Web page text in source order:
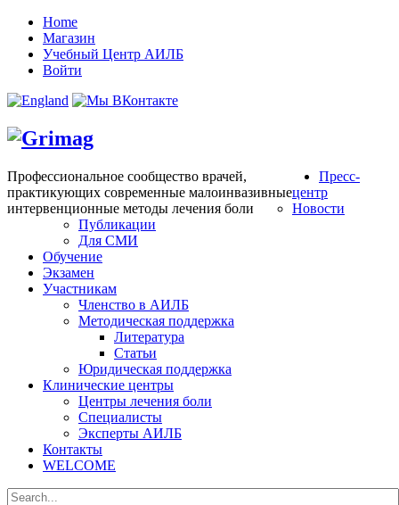
Home
Магазин
Учебный Центр АИЛБ
Войти
Профессиональное сообщество врачей,
практикующих современные малоинвазивные
интервенционные методы лечения боли
Пресс-
центр
Новости
Публикации
Для СМИ
Обучение
Экзамен
Участникам
Членство в АИЛБ
Методическая поддержка
Литература
Статьи
Юридическая поддержка
Клинические центры
Центры лечения боли
Специалисты
Эксперты АИЛБ
Контакты
WELCOME